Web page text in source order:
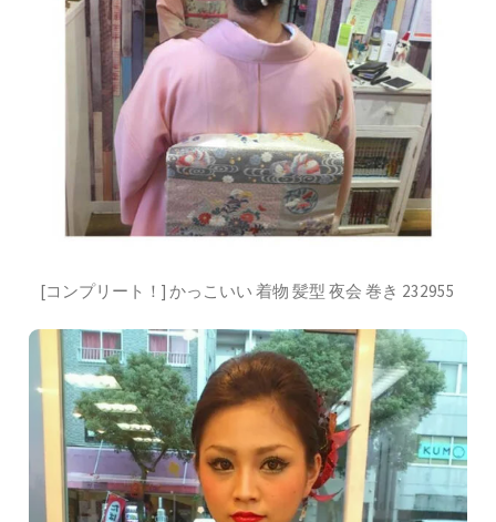
[コンプリート！] かっこいい 着物 髪型 夜会 巻き 232955